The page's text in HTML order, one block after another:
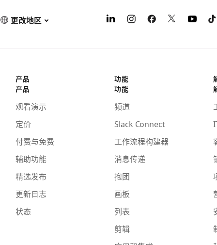
更改地区
产品
产品
观看演示
定价
付费与免费
辅助功能
精选发布
更新日志
状态
功能
功能
频道
Slack Connect
工作流程构建器
消息传递
抱团
画板
列表
剪辑